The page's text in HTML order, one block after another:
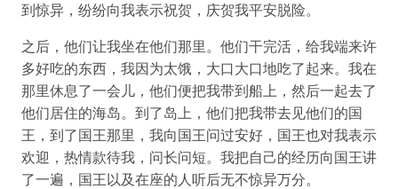
到惊异，纷纷向我表示祝贺，庆贺我平安脱险。
之后，他们让我坐在他们那里。他们干完活，给我端来许
多好吃的东西，我因为太饿，大口大口地吃了起来。我在
那里休息了一会儿，他们便把我带到船上，然后一起去了
他们居住的海岛。到了岛上，他们把我带去见他们的国
王，到了国王那里，我向国王问过安好，国王也对我表示
欢迎，热情款待我，问长问短。我把自己的经历向国王讲
了一遍，国王以及在座的人听后无不惊异万分。